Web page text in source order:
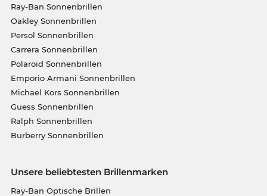
Ray-Ban Sonnenbrillen
Oakley Sonnenbrillen
Persol Sonnenbrillen
Carrera Sonnenbrillen
Polaroid Sonnenbrillen
Emporio Armani Sonnenbrillen
Michael Kors Sonnenbrillen
Guess Sonnenbrillen
Ralph Sonnenbrillen
Burberry Sonnenbrillen
Unsere beliebtesten Brillenmarken
Ray-Ban Optische Brillen